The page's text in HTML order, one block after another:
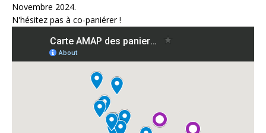
Novembre 2024.
N'hésitez pas à co-paniérer !